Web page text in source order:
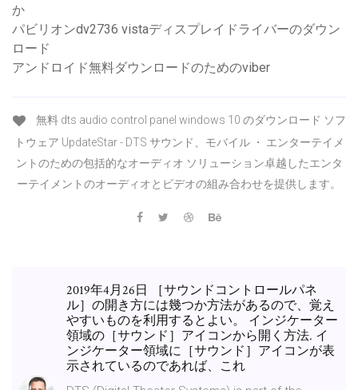
か
パビリオンdv2736 vistaディスプレイドライバーのダウン
ロード
アンドロイド無料ダウンロードのためのviber
無料 dts audio control panel windows 10 のダウンロード ソフ
トウェア UpdateStar - DTS サウンド、モバイル ・ エンターテイメ
ントのための包括的なオーディオ ソリューション卓越したエンタ
ーテイメントのオーディオとビデオの組み合わせを提供します。
2019年4月26日 ［サウンドコントロールパネ
ル］の開き方には幾つか方法があるので、覚え
やすいものを利用するとよい。 インジケーター
領域の［サウンド］アイコンから開く方法. イ
ンジケーター領域に［サウンド］アイコンが表
示されているのであれば、これ